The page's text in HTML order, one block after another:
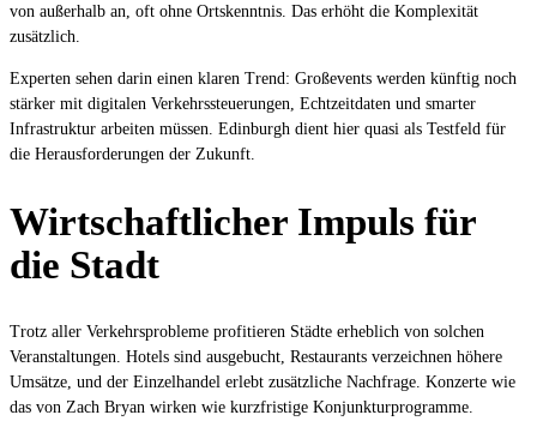
von außerhalb an, oft ohne Ortskenntnis. Das erhöht die Komplexität
zusätzlich.
Experten sehen darin einen klaren Trend: Großevents werden künftig noch
stärker mit digitalen Verkehrssteuerungen, Echtzeitdaten und smarter
Infrastruktur arbeiten müssen. Edinburgh dient hier quasi als Testfeld für
die Herausforderungen der Zukunft.
Wirtschaftlicher Impuls für
die Stadt
Trotz aller Verkehrsprobleme profitieren Städte erheblich von solchen
Veranstaltungen. Hotels sind ausgebucht, Restaurants verzeichnen höhere
Umsätze, und der Einzelhandel erlebt zusätzliche Nachfrage. Konzerte wie
das von Zach Bryan wirken wie kurzfristige Konjunkturprogramme.